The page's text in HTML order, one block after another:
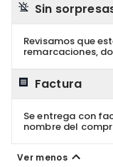
Sin
Revisamos que
remarcaciones,
Factura
Se entrega con
nombre del
Ver menos